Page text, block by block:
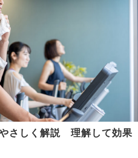
さしく解説 理解して効果